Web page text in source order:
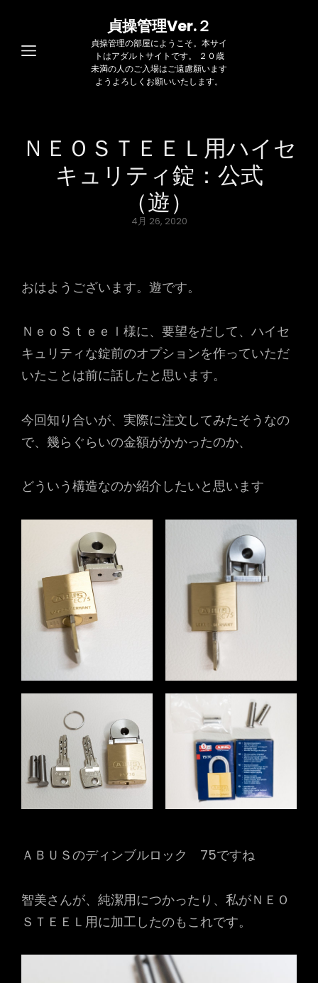
貞操管理Ver.２
貞操管理の部屋にようこそ。本サイ
トはアダルトサイトです。 ２０歳
未満の人のご入場はご遠慮願います
ようよろしくお願いいたします。
ＮＥＯＳＴＥＥＬ用ハイセ
キュリティ錠：公式
（遊）
Posted
4月 26, 2020
おはようございます。遊です。
ＮｅｏＳｔｅｅｌ様に、要望をだして、ハイセ
キュリティな錠前のオプションを作っていただ
いたことは前に話したと思います。
今回知り合いが、実際に注文してみたそうなの
で、幾らぐらいの金額がかかったのか、
どういう構造なのか紹介したいと思います
ＡＢＵＳのディンブルロック 75ですね
智美さんが、純潔用につかったり、私がＮＥＯ
ＳＴＥＥＬ用に加工したのもこれです。